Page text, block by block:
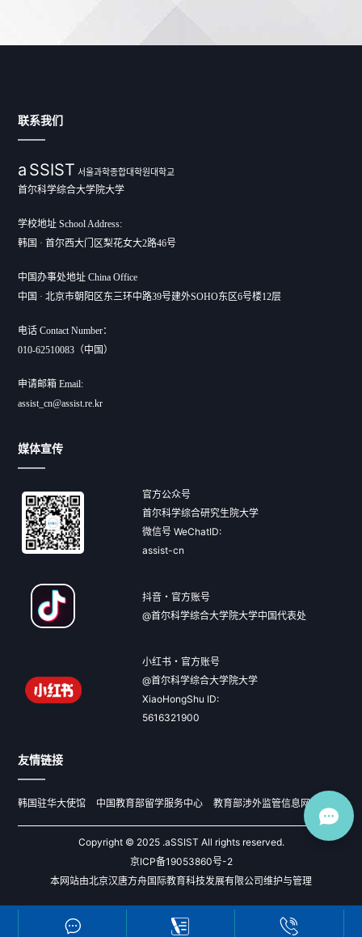
联系我们
a SSIST 서울과학종합대학원대학교
首尔科学综合大学院大学
学校地址 School Address:
韩国 · 首尔西大门区梨花女大2路46号
中国办事处地址 China Office
中国 · 北京市朝阳区东三环中路39号建外SOHO东区6号楼12层
电话 Contact Number：
010-62510083（中国）
申请邮箱 Email:
assist_cn@assist.re.kr
媒体宣传
官方公众号
首尔科学综合研究生院大学
微信号 WeChatID:
assist-cn
抖音・官方账号
@首尔科学综合大学院大学中国代表处
小红书・官方账号
@首尔科学综合大学院大学
XiaoHongShu ID:
5616321900
友情链接
韩国驻华大使馆 中国教育部留学服务中心 教育部涉外监管信息网
Copyright © 2025 .aSSIST All rights reserved.
京ICP备19053860号-2
本网站由北京汉唐方舟国际教育科技发展有限公司维护与管理